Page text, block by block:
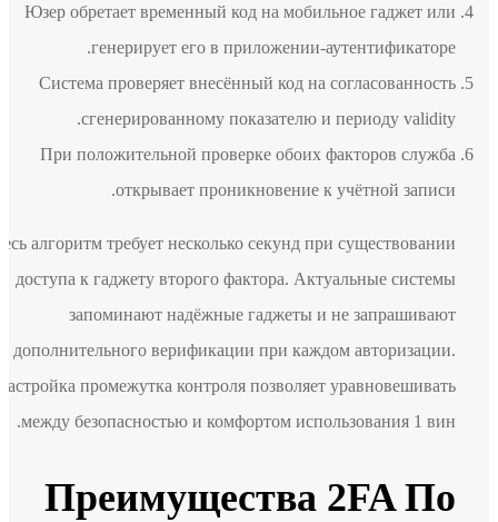
Юзер обретает временный код на мобильное гаджет или
генерирует его в приложении-аутентификаторе.
Система проверяет внесённый код на согласованность
сгенерированному показателю и периоду validity.
При положительной проверке обоих факторов служба
открывает проникновение к учётной записи.
Весь алгоритм требует несколько секунд при существовании
доступа к гаджету второго фактора. Актуальные системы
запоминают надёжные гаджеты и не запрашивают
дополнительного верификации при каждом авторизации.
Настройка промежутка контроля позволяет уравновешивать
между безопасностью и комфортом использования 1 вин.
Преимущества 2FA По